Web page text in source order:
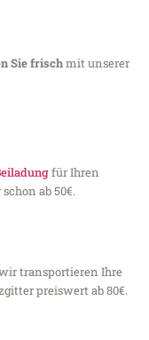
Sie frischmit unserer
für Ihren
ab 50€.
transportieren Ihre
preiswert ab 80€.